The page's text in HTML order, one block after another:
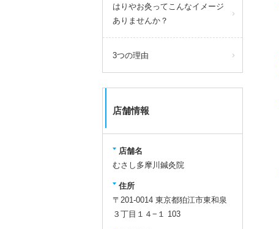
はりやお灸ってこんなイメージ
ありませんか？
3つの理由
店舗情報
店舗名
むさし多摩川鍼灸院
住所
〒201-0014 東京都狛江市東和泉
３丁目１４−１ 103